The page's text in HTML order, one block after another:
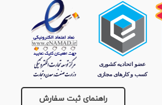
راهنمای ثبت سفارش